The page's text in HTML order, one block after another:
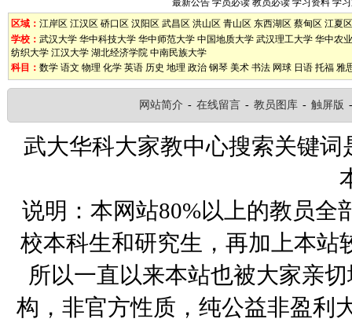
最新公告 学员必读 教员必读 学习资料 学
区域： 江岸区 江汉区 硚口区 汉阳区 武昌区 洪山区 青山区 东西湖区 蔡甸区 江夏区
学校： 武汉大学 华中科技大学 华中师范大学 中国地质大学 武汉理工大学 华中农
纺织大学 江汉大学 湖北经济学院 中南民族大学
科目： 数学 语文 物理 化学 英语 历史 地理 政治 钢琴 美术 书法 网球 日语 托福 雅
网站简介 - 在线留言 - 教员图库 - 触屏版
武大华科大家教中心搜索关键
说明：本网站80%以上的教员全
校本科生和研究生，再加上本站
所以一直以来本站也被大家亲
构，非官方性质，纯公益非盈利